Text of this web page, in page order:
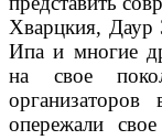
Хварцкия,
Ипа и многие
на свое
опережали